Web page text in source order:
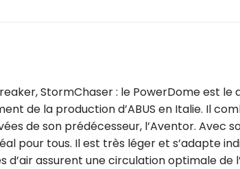
StormChaser : le PowerDome est
de la production d’ABUS en Italie. Il
de son prédécesseur, l’Aventor. Avec
pour tous. Il est très léger et s’adapte
d’air assurent une circulation optimale de